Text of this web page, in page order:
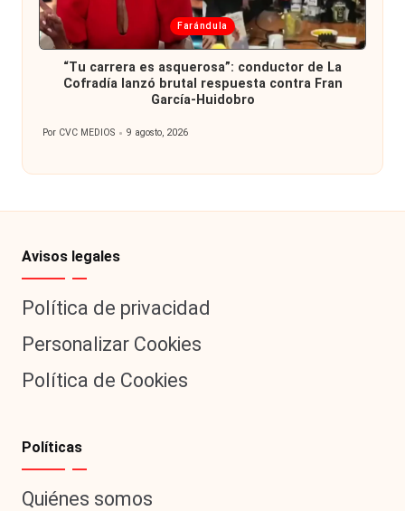
Publicada
en
Farándula
“Tu carrera es asquerosa”: conductor de La
Cofradía lanzó brutal respuesta contra Fran
García-Huidobro
Por CVC MEDIOS 9 agosto, 2026
Avisos legales
Política de privacidad
Personalizar Cookies
Política de Cookies
Políticas
Quiénes somos